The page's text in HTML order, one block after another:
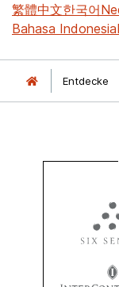
繁體中文한국어
Bahasa Indonesia
Entdecke